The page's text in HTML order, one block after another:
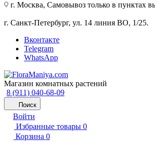
г. Москва, Самовывоз только в пунктах
г. Санкт-Петербург, ул. 14 линия ВО, 1/25.
Вконтакте
Telegram
WhatsApp
Магазин комнатных растений
8 (911) 040-68-09
Поиск
Войти
Избранные товары 0
Корзина 0